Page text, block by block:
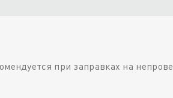
при заправках на